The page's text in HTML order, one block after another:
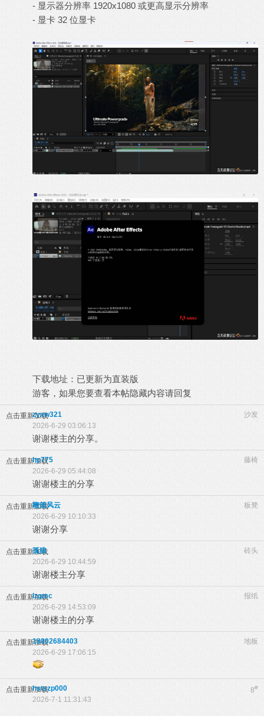
- 显示器分辨率 1920x1080 或更高显示分辨率
- 显卡 32 位显卡
下载地址：已更新为直装版
游客，如果您要查看本帖隐藏内容请回复
点击重新加载 沙发
zyxw321
2026-6-29 03:06:13
谢谢楼主的分享。
点击重新加载 藤椅
hp775
2026-6-29 05:44:08
谢谢楼主的分享
点击重新加载 板凳
鞭策风云
2026-6-29 10:10:33
谢谢分享
点击重新加载 砖头
孤狼
2026-6-29 10:44:59
谢谢楼主分享
点击重新加载 报纸
lzgmc
2026-6-29 14:53:09
谢谢楼主的分享
点击重新加载 地板
18802684403
2026-6-29 17:06:15
点击重新加载 8#
hstszp000
2026-7-1 11:31:43